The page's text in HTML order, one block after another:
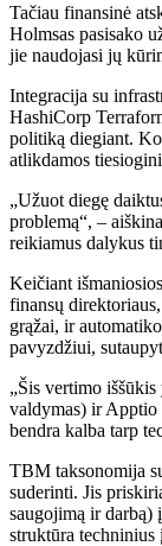
Tačiau finansinė
Holmsas pasisako
jie naudojasi jų
Integracija su
HashiCorp
politiką diegiant.
atlikdamos
„Užuot diegę
problemą“, –
reikiamus dalykus
Keičiant
finansų
grąžai, ir
pavyzdžiui,
„Šis vertimo
valdymas) ir Apptio
bendra kalba tarp
TBM taksonomija
suderinti. Jis
saugojimą ir
struktūra techninius